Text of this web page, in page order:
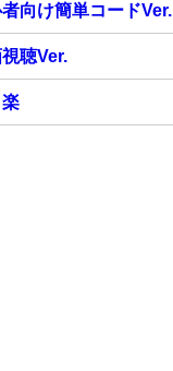
向け簡単コードVer.
聴Ver.